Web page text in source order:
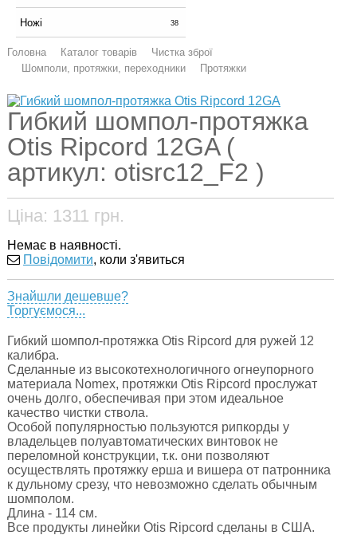
Ножі 38
Головна Каталог товарів
Чистка зброї
Шомполи, протяжки, переходники
Протяжки
Гибкий шомпол-протяжка
Otis Ripcord 12GA (
артикул: otisrc12_F2 )
Ціна: 1311 грн.
Немає в наявності.
Повідомити, коли з'явиться
Знайшли дешевше?
Торгуємося...
Гибкий шомпол-протяжка Otis Ripcord для ружей 12
калибра.
Сделанные из высокотехнологичного огнеупорного
материала Nomex, протяжки Otis Ripcord прослужат
очень долго, обеспечивая при этом идеальное
качество чистки ствола.
Особой популярностью пользуются рипкорды у
владельцев полуавтоматических винтовок не
переломной конструкции, т.к. они позволяют
осуществлять протяжку ерша и вишера от патронника
к дульному срезу, что невозможно сделать обычным
шомполом.
Длина - 114 см.
Все продукты линейки Otis Ripcord сделаны в США.